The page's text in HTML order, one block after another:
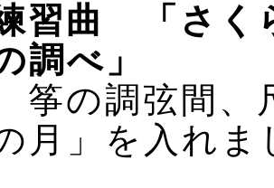
習曲 「さく
調べ」
弦間、尺
月」を入れ